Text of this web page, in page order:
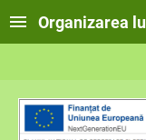
Organizarea